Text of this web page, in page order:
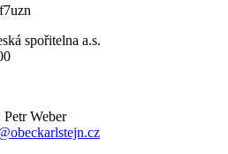
spořitelna a.s.
Weber